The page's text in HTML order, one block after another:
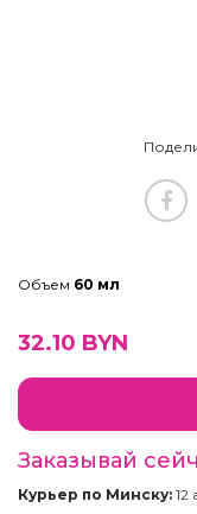
Объем 60 мл
32.10 BYN
Заказывай
Курьер по Минску: 12